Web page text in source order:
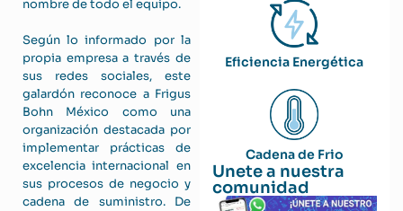
nombre de todo el equipo.
Según lo informado por la
propia empresa a través de
sus redes sociales, este
galardón reconoce a Frigus
Bohn México como una
organización destacada por
implementar prácticas de
excelencia internacional en
sus procesos de negocio y
cadena de suministro. De
Eficiencia Energética
Cadena de Frio
Unete a nuestra
comunidad